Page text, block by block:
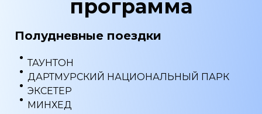
программа
Полудневные поездки
ТАУНТОН
ДАРТМУРСКИЙ НАЦИОНАЛЬНЫЙ ПАРК
ЭКСЕТЕР
МИНХЕД